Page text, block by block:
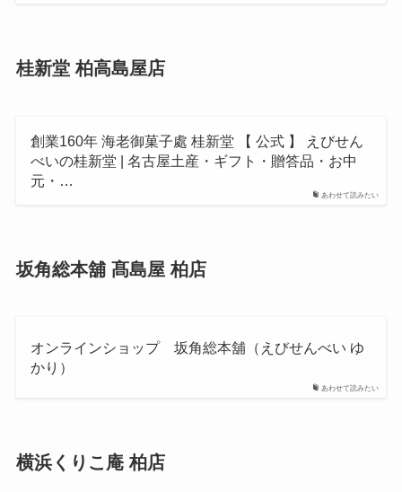
桂新堂 柏高島屋店
あわせて読みたい
創業160年 海老御菓子處 桂新堂 【 公式 】 えびせん
べいの桂新堂 | 名古屋土産・ギフト・贈答品・お中
元・…
坂角総本舖 髙島屋 柏店
あわせて読みたい
オンラインショップ 坂角総本舖（えびせんべい ゆ
かり）
横浜くりこ庵 柏店